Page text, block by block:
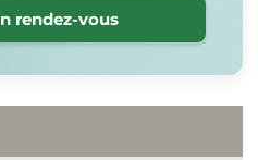
rendez-vous